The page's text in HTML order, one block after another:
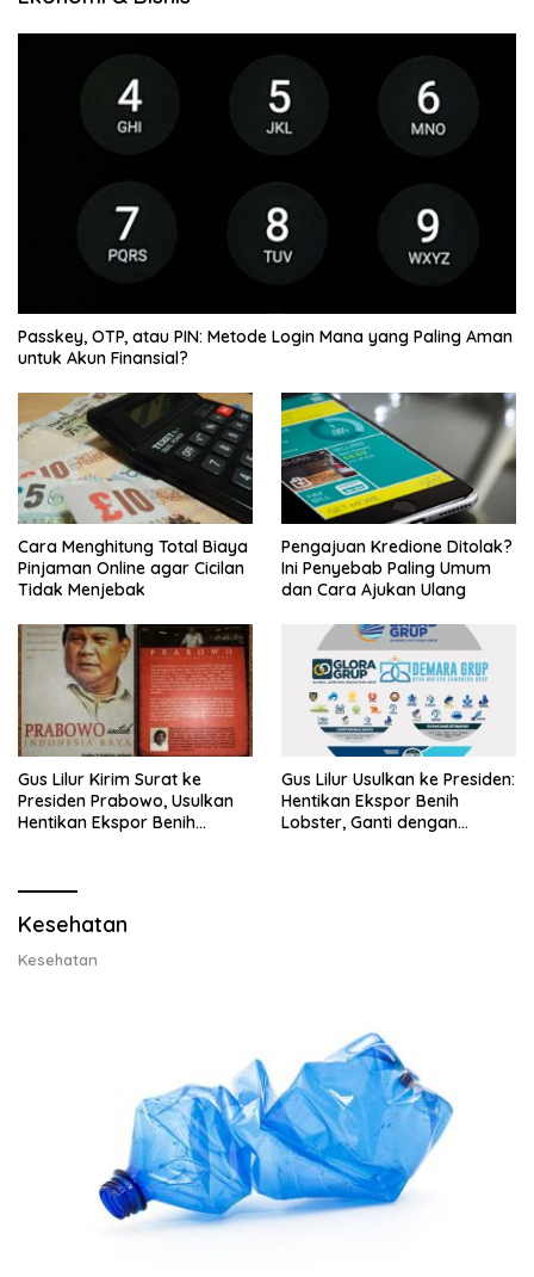
Passkey, OTP, atau PIN: Metode Login Mana yang Paling Aman
untuk Akun Finansial?
Cara Menghitung Total Biaya
Pinjaman Online agar Cicilan
Tidak Menjebak
Pengajuan Kredione Ditolak?
Ini Penyebab Paling Umum
dan Cara Ajukan Ulang
Gus Lilur Kirim Surat ke
Presiden Prabowo, Usulkan
Hentikan Ekspor Benih
Gus Lilur Usulkan ke Presiden:
Hentikan Ekspor Benih
Lobster, Ganti dengan
Kesehatan
Kesehatan